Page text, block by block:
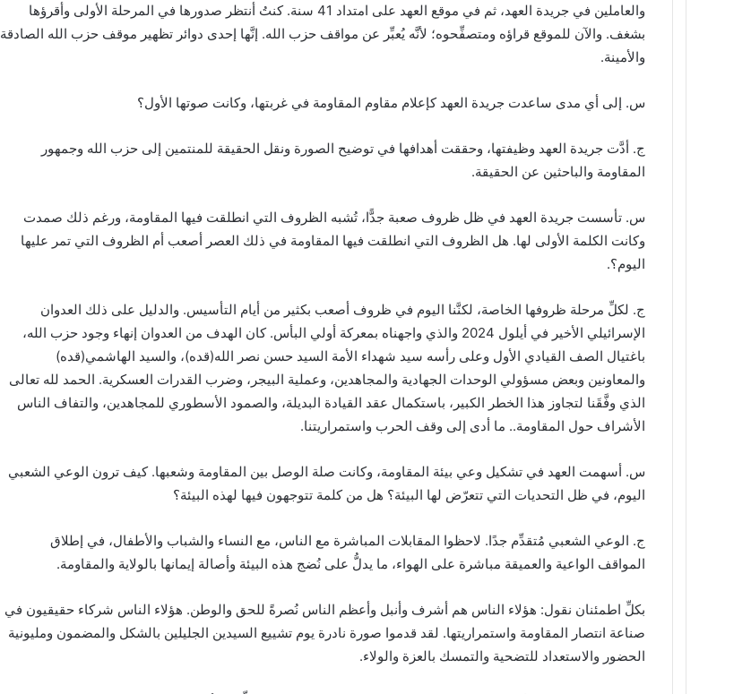
والعاملين في جريدة العهد، ثم في موقع العهد على امتداد 41 سنة. كنتُ أنتظر صدورها في المرحلة الأولى وأقرؤها
بشغف. والآن للموقع قراؤه ومتصفِّحوه؛ لأنَّه يُعبِّر عن مواقف حزب الله. إنَّها إحدى دوائر تظهير موقف حزب الله الصادقة
والأمينة.
س‌. إلى أي مدى ساعدت جريدة العهد كإعلام مقاوم المقاومة في غربتها، وكانت صوتها الأول؟
ج. أدَّت جريدة العهد وظيفتها، وحققت أهدافها في توضيح الصورة ونقل الحقيقة للمنتمين إلى حزب الله وجمهور
المقاومة والباحثين عن الحقيقة.
س‌. تأسست جريدة العهد في ظل ظروف صعبة جدًّا، تُشبه الظروف التي انطلقت فيها المقاومة، ورغم ذلك صمدت
وكانت الكلمة الأولى لها. هل الظروف التي انطلقت فيها المقاومة في ذلك العصر أصعب أم الظروف التي تمر عليها
اليوم؟.
ج. لكلِّ مرحلة ظروفها الخاصة، لكنَّنا اليوم في ظروف أصعب بكثير من أيام التأسيس. والدليل على ذلك العدوان
الإسرائيلي الأخير في أيلول 2024 والذي واجهناه بمعركة أولي البأس. كان الهدف من العدوان إنهاء وجود حزب الله،
باغتيال الصف القيادي الأول وعلى رأسه سيد شهداء الأمة السيد حسن نصر الله(قده)، والسيد الهاشمي(قده)
والمعاونين وبعض مسؤولي الوحدات الجهادية والمجاهدين، وعملية البيجر، وضرب القدرات العسكرية. الحمد لله تعالى
الذي وفَّقَنا لتجاوز هذا الخطر الكبير، باستكمال عقد القيادة البديلة، والصمود الأسطوري للمجاهدين، والتفاف الناس
الأشراف حول المقاومة.. ما أدى إلى وقف الحرب واستمراريتنا.
س‌. أسهمت العهد في تشكيل وعي بيئة المقاومة، وكانت صلة الوصل بين المقاومة وشعبها. كيف ترون الوعي الشعبي
اليوم، في ظل التحديات التي تتعرّض لها البيئة؟ هل من كلمة تتوجهون فيها لهذه البيئة؟
ج. الوعي الشعبي مُتقدِّم جدًا. لاحظوا المقابلات المباشرة مع الناس، مع النساء والشباب والأطفال، في إطلاق
المواقف الواعية والعميقة مباشرة على الهواء، ما يدلُّ على نُضج هذه البيئة وأصالة إيمانها بالولاية والمقاومة.
بكلِّ اطمئنان نقول: هؤلاء الناس هم أشرف وأنبل وأعظم الناس نُصرةً للحق والوطن. هؤلاء الناس شركاء حقيقيون في
صناعة انتصار المقاومة واستمراريتها. لقد قدموا صورة نادرة يوم تشييع السيدين الجليلين بالشكل والمضمون ومليونية
الحضور والاستعداد للتضحية والتمسك بالعزة والولاء.